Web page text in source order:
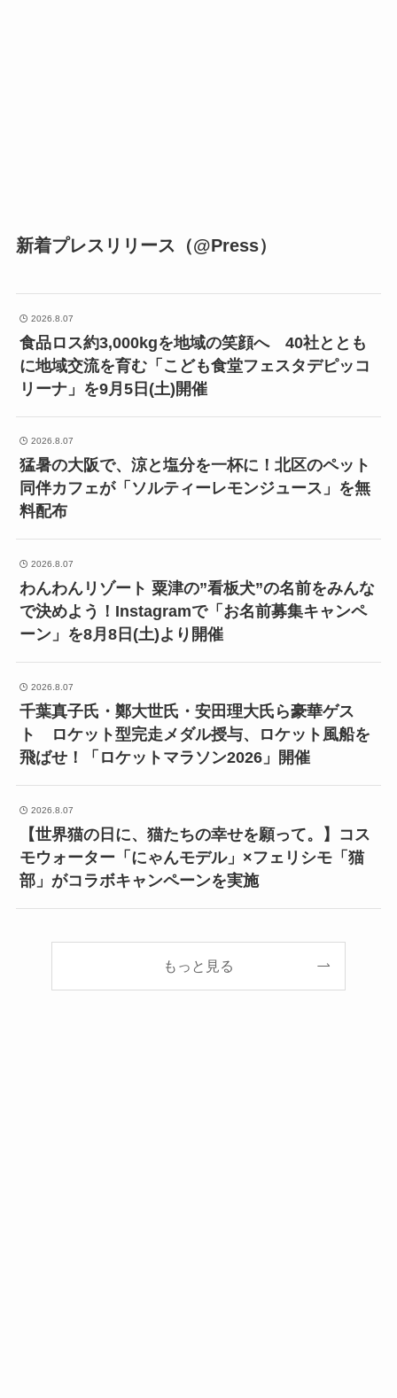
新着プレスリリース（@Press）
2026.8.07
食品ロス約3,000kgを地域の笑顔へ 40社ととも
に地域交流を育む「こども食堂フェスタデピッコ
リーナ」を9月5日(土)開催
2026.8.07
猛暑の大阪で、涼と塩分を一杯に！北区のペット
同伴カフェが「ソルティーレモンジュース」を無
料配布
2026.8.07
わんわんリゾート 粟津の”看板犬”の名前をみんな
で決めよう！Instagramで「お名前募集キャンペ
ーン」を8月8日(土)より開催
2026.8.07
千葉真子氏・鄭大世氏・安田理大氏ら豪華ゲス
ト ロケット型完走メダル授与、ロケット風船を
飛ばせ！「ロケットマラソン2026」開催
2026.8.07
【世界猫の日に、猫たちの幸せを願って。】コス
モウォーター「にゃんモデル」×フェリシモ「猫
部」がコラボキャンペーンを実施
もっと見る